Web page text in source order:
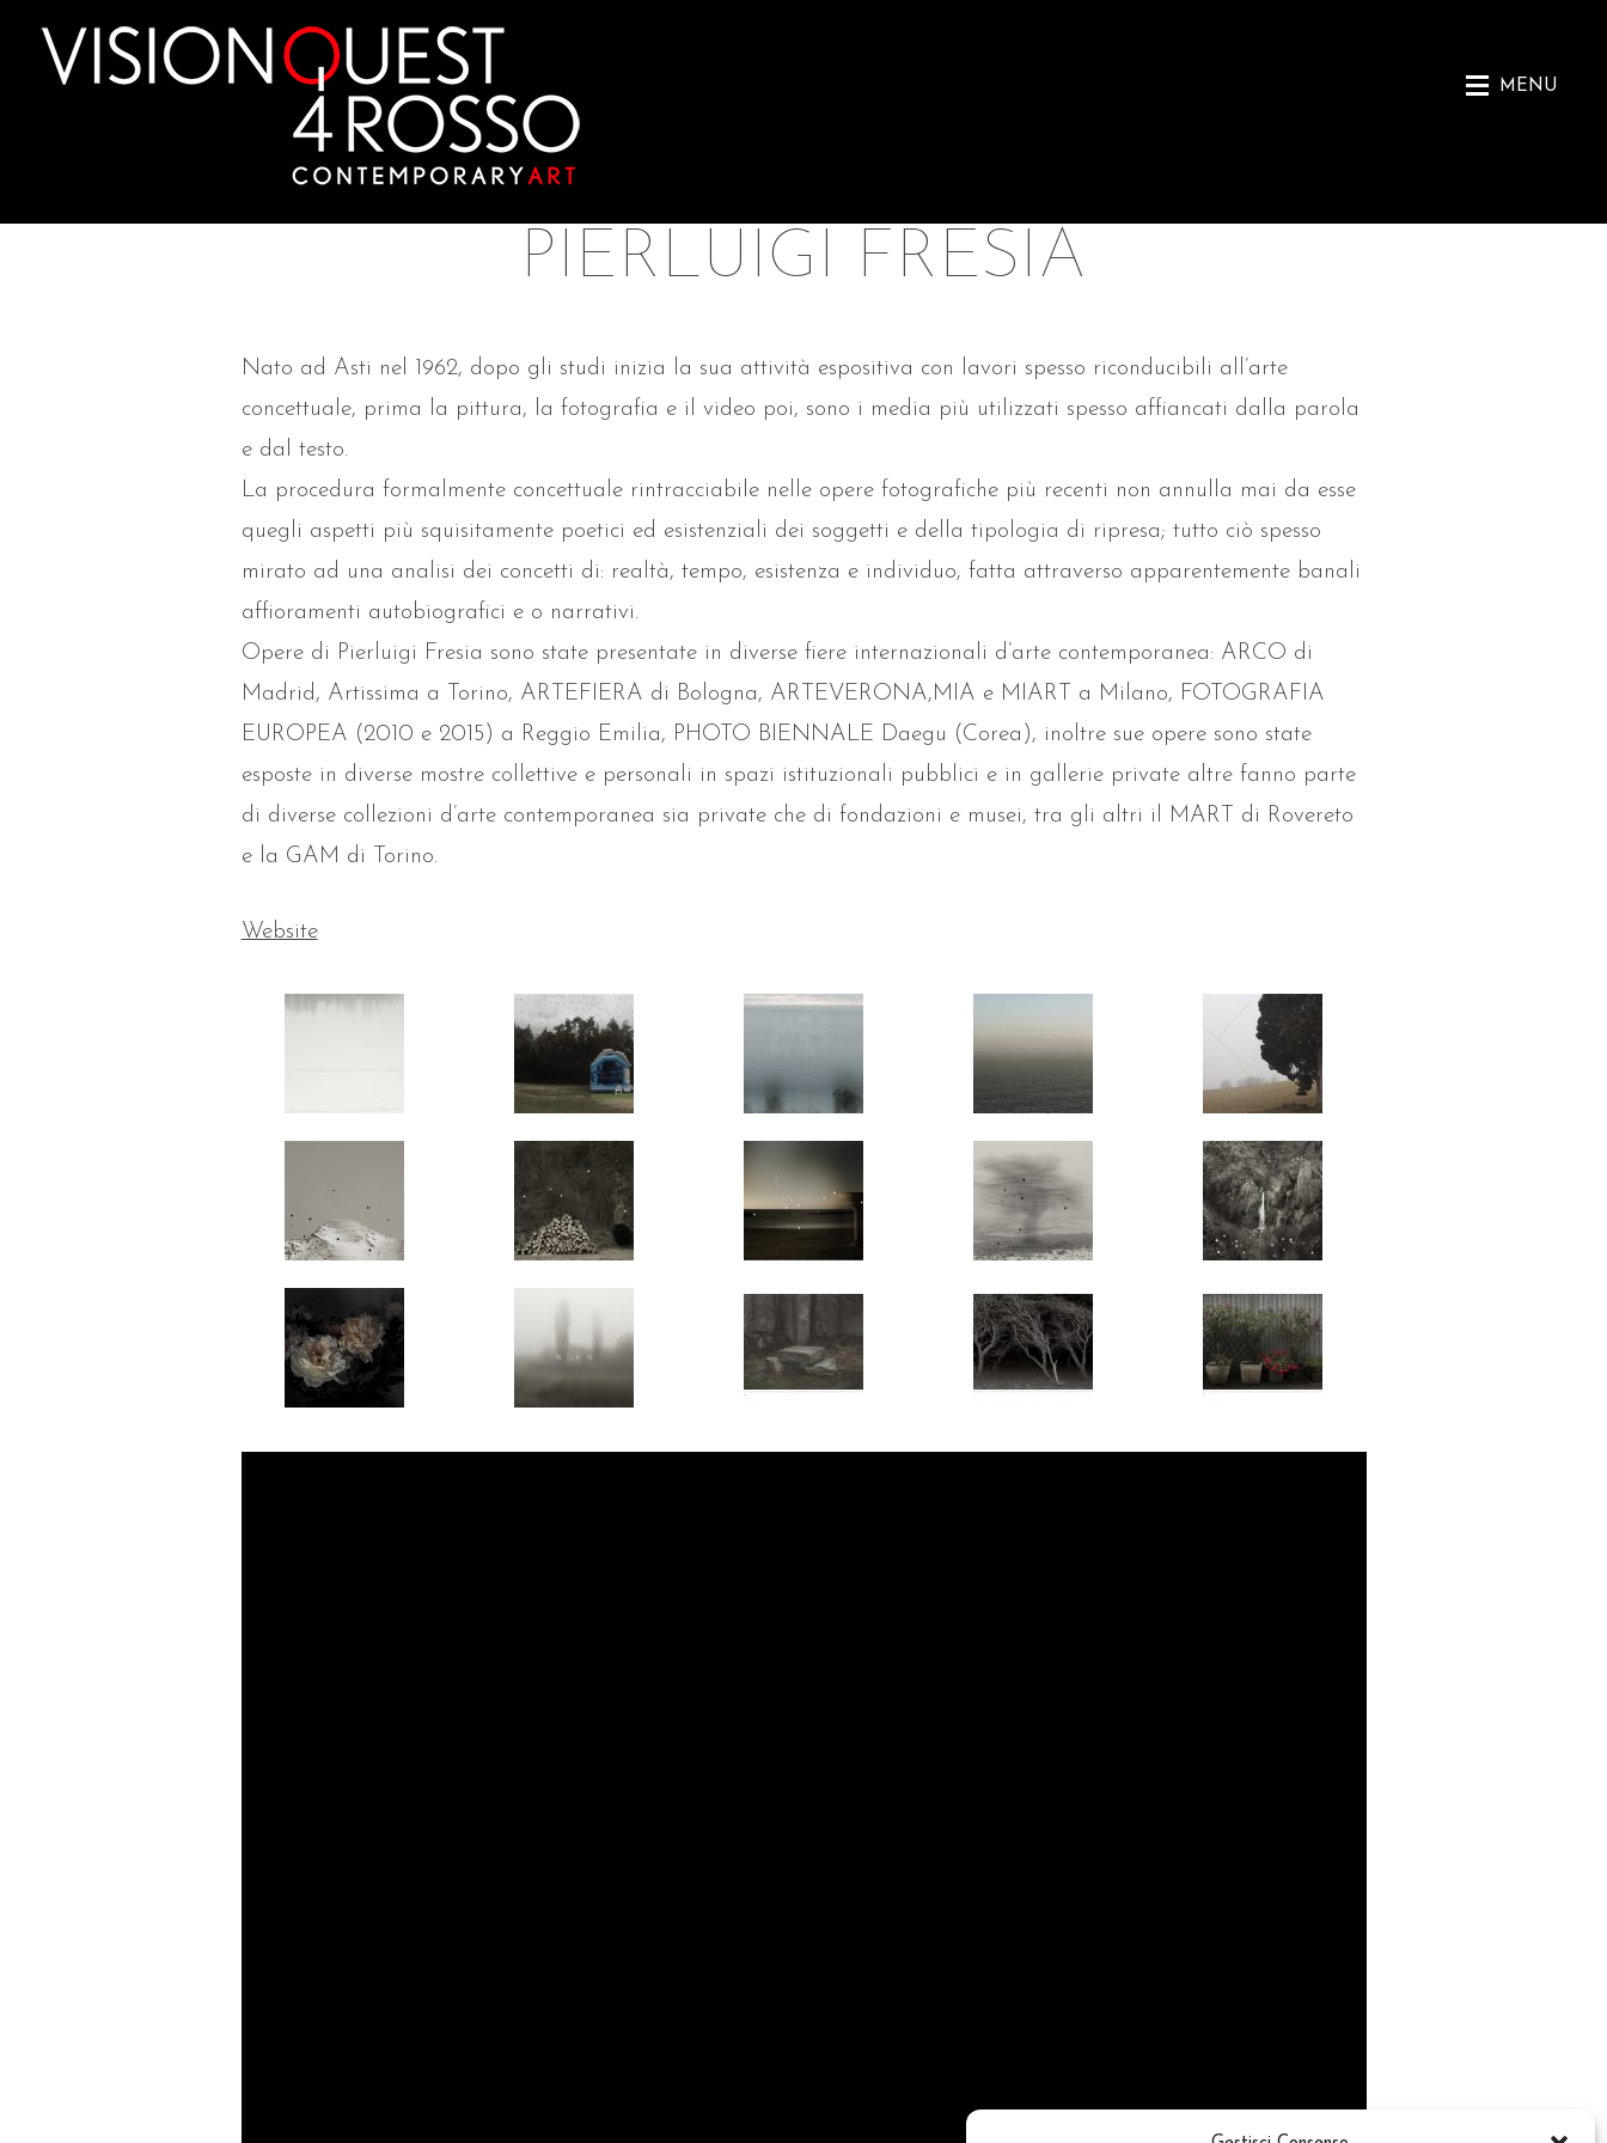
MENU
PIERLUIGI FRESIA
Nato ad Asti nel 1962, dopo gli studi inizia la sua attività espositiva con lavori spesso riconducibili all’arte
concettuale, prima la pittura, la fotografia e il video poi, sono i media più utilizzati spesso affiancati dalla parola
e dal testo.
La procedura formalmente concettuale rintracciabile nelle opere fotografiche più recenti non annulla mai da esse
quegli aspetti più squisitamente poetici ed esistenziali dei soggetti e della tipologia di ripresa; tutto ciò spesso
mirato ad una analisi dei concetti di: realtà, tempo, esistenza e individuo, fatta attraverso apparentemente banali
affioramenti autobiografici e o narrativi.
Opere di Pierluigi Fresia sono state presentate in diverse fiere internazionali d’arte contemporanea: ARCO di
Madrid, Artissima a Torino, ARTEFIERA di Bologna, ARTEVERONA,MIA e MIART a Milano, FOTOGRAFIA
EUROPEA (2010 e 2015) a Reggio Emilia, PHOTO BIENNALE Daegu (Corea), inoltre sue opere sono state
esposte in diverse mostre collettive e personali in spazi istituzionali pubblici e in gallerie private altre fanno parte
di diverse collezioni d’arte contemporanea sia private che di fondazioni e musei, tra gli altri il MART di Rovereto
e la GAM di Torino.
Website